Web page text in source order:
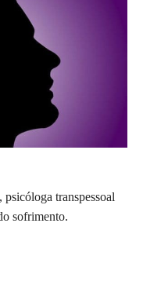
transpessoal
sofrimento.